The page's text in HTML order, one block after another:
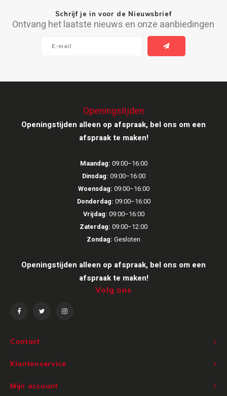
Schrijf je in voor de Nieuwsbrief
Ontvang het laatste nieuws en onze aanbiedingen
Contact
Openingstijden
Openingstijden alleen op afspraak, bel ons om een
afspraak te maken!
Maandag: 09:00–16:00
Dinsdag: 09:00–16:00
Woensdag: 09:00–16:00
Donderdag: 09:00–16:00
Vrijdag: 09:00–16:00
Zaterdag: 09:00–12:00
Zondag: Gesloten
Openingstijden alleen op afspraak, bel ons om een
afspraak te maken!
Volg ons
Klantenservice
Mijn account